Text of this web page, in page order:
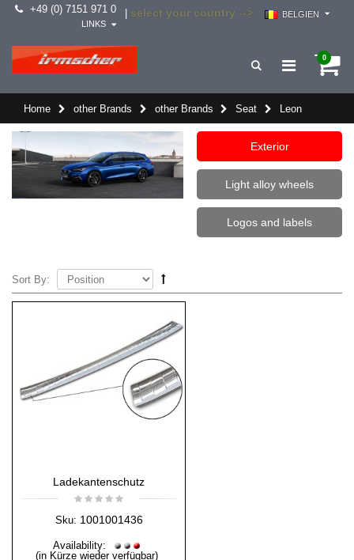
+49 (0) 7151 971 0 select your country -->
BELGIEN
LINKS
0
Home other Brands other Brands Seat Leon
Exterior
Light alloy wheels
Logos and labels
Sort By:
Ladekantenschutz
Sku: 1001001436
Availability:
(in Kürze wieder verfügbar)